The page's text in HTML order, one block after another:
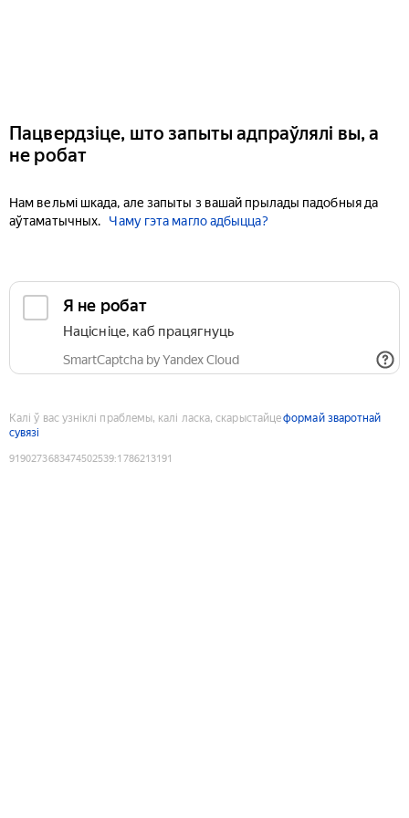
Пацвердзіце, што запыты адпраўлялі вы, а
не робат
Нам вельмі шкада, але запыты з вашай прылады падобныя да
аўтаматычных.
Чаму гэта магло адбыцца?
Я не робат
Націсніце, каб працягнуць
SmartCaptcha by Yandex Cloud
Калі ў вас узніклі праблемы, калі ласка, скарыстайцеформай зваротнай
сувязі
9190273683474502539:1786213191